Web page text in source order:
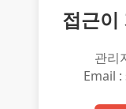
접근이
관리
Email